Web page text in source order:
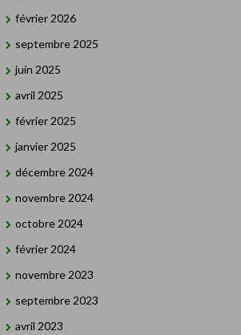
février 2026
septembre 2025
juin 2025
avril 2025
février 2025
janvier 2025
décembre 2024
novembre 2024
octobre 2024
février 2024
novembre 2023
septembre 2023
avril 2023